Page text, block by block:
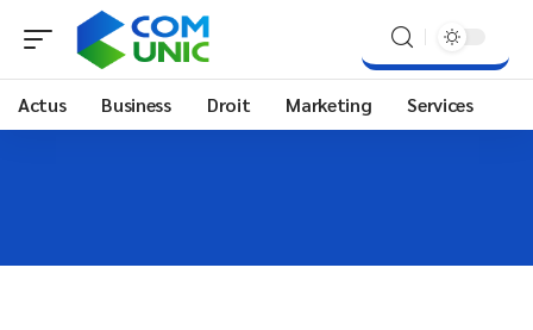
Actus Business Droit Marketing Services